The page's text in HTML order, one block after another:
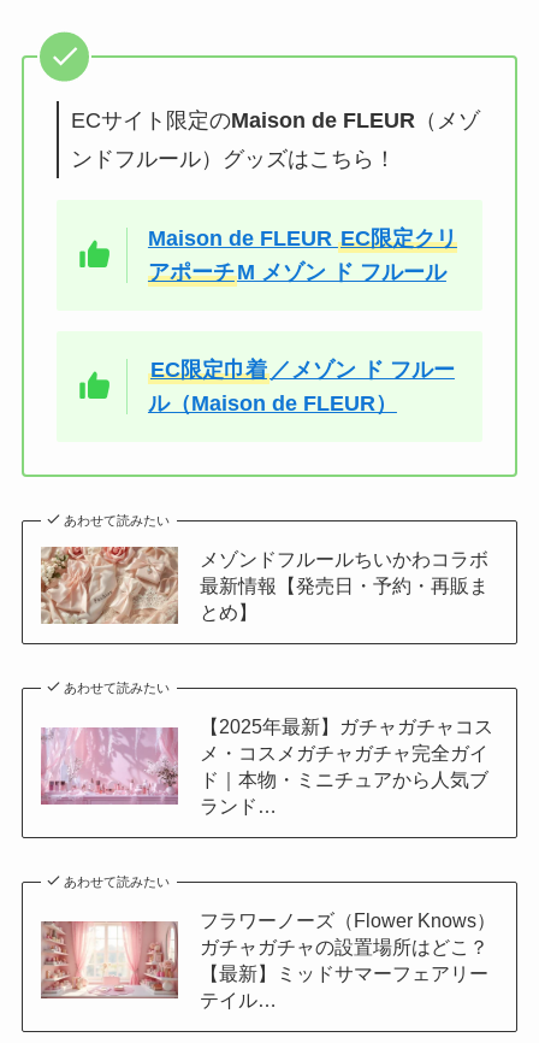
ECサイト限定のMaison de FLEUR （メゾ
ンドフルール）グッズはこちら！
Maison de FLEUR EC限定クリ
アポーチM メゾン ド フルール
EC限定巾着／メゾン ド フルー
ル（Maison de FLEUR）
あわせて読みたい
メゾンドフルールちいかわコラボ
最新情報【発売日・予約・再販ま
とめ】
あわせて読みたい
【2025年最新】ガチャガチャコス
メ・コスメガチャガチャ完全ガイ
ド｜本物・ミニチュアから人気ブ
ランド…
あわせて読みたい
フラワーノーズ（Flower Knows）
ガチャガチャの設置場所はどこ？
【最新】ミッドサマーフェアリー
テイル…